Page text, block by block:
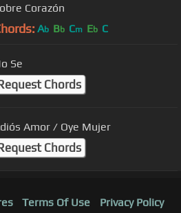
Corazón
Ab Bb Cm Eb C
Se
Chords
Amor / Oye Mujer
Chords
Terms Of Use
Privacy Policy